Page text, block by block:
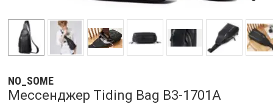
NO_SOME
Мессенджер Tiding Bag B3-1701A